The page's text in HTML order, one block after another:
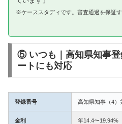
※ケーススタディです。審査通過を保証
⑤ いつも｜高知県知事
ートにも対応
登録番号 高知県知事（4）
金利 年14.4〜19.94%